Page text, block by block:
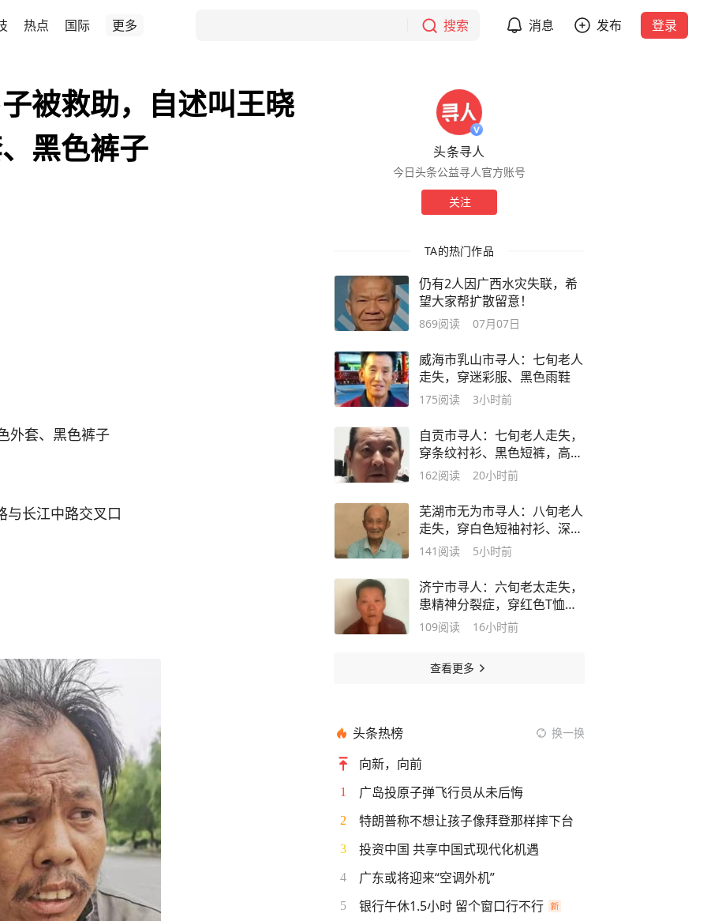
热点 国际 更多 搜索 消息 发布 登录
被救助，自述叫王晓
黑色裤子
外套、黑色裤子
与长江中路交叉口
头条寻人
今日头条公益寻人官方账号
关注
TA的热门作品
仍有2人因广西水灾失联，希
望大家帮扩散留意！
869阅读 07月07日
威海市乳山市寻人：七旬老人
走失，穿迷彩服、黑色雨鞋
175阅读 3小时前
自贡市寻人：七旬老人走失，
穿条纹衬衫、黑色短裤，高1
米7
162阅读 20小时前
芜湖市无为市寻人：八旬老人
走失，穿白色短袖衬衫、深色
长裤
141 阅读 5小时前
济宁市寻人：六旬老太走失，
患精神分裂症，穿红色T恤、
黑色裤子
109阅读 16小时前
查看更多
头条热榜 换一换
向新，向前
1 广岛投原子弹飞行员从未后悔
2 特朗普称不想让孩子像拜登那样摔下台
3 投资中国 共享中国式现代化机遇
4 广东或将迎来“空调外机”
5 银行午休1.5小时 留个窗口行不行